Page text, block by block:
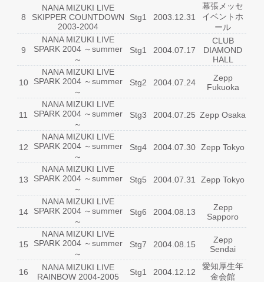
8
NANA MIZUKI LIVE
SKIPPER COUNTDOWN
2003-2004
Stg1 2003.12.31
幕張メッセ
イベントホ
ール
9
NANA MIZUKI LIVE
SPARK 2004 ～summer
～
Stg1 2004.07.17
CLUB
DIAMOND
HALL
10
NANA MIZUKI LIVE
SPARK 2004 ～summer
～
Stg2 2004.07.24
Zepp
Fukuoka
11
NANA MIZUKI LIVE
SPARK 2004 ～summer
～
Stg3 2004.07.25 Zepp Osaka
12
NANA MIZUKI LIVE
SPARK 2004 ～summer
～
Stg4 2004.07.30 Zepp Tokyo
13
NANA MIZUKI LIVE
SPARK 2004 ～summer
～
Stg5 2004.07.31 Zepp Tokyo
14
NANA MIZUKI LIVE
SPARK 2004 ～summer
～
Stg6 2004.08.13
Zepp
Sapporo
15
NANA MIZUKI LIVE
SPARK 2004 ～summer
～
Stg7 2004.08.15
Zepp
Sendai
16
NANA MIZUKI LIVE
RAINBOW 2004-2005
Stg1 2004.12.12
愛知厚生年
金会館